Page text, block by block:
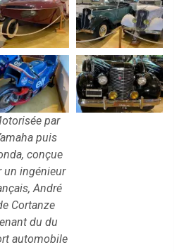
par
puis
conçue
un ingénieur
André
Cortanze
du du
automobile